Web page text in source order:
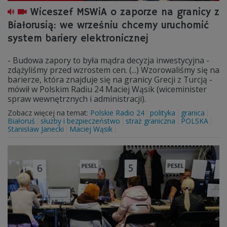
Wiceszef MSWiA o zaporze na granicy z
Białorusią: we wrześniu chcemy uruchomić
system bariery elektronicznej
- Budowa zapory to była mądra decyzja inwestycyjna -
zdążyliśmy przed wzrostem cen. (...) Wzorowaliśmy się na
barierze, która znajduje się na granicy Grecji z Turcją -
mówił w Polskim Radiu 24 Maciej Wąsik (wiceminister
spraw wewnętrznych i administracji).
Zobacz więcej na temat: Polskie Radio 24 polityka
granica
Białoruś
służby i bezpieczeństwo straż graniczna
POLSKA
Stanisław Janecki
Maciej Wąsik